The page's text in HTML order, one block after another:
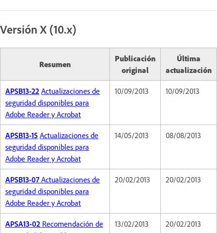
Versión X (10.x)
Resumen
Publicación
original
Última
actualización
APSB13-22 Actualizaciones de
seguridad disponibles para
Adobe Reader y Acrobat
10/09/2013 10/09/2013
APSB13-15 Actualizaciones de
seguridad disponibles para
Adobe Reader y Acrobat
14/05/2013 08/08/2013
APSB13-07Actualizaciones de
seguridad disponibles para
Adobe Reader y Acrobat
20/02/2013 20/02/2013
APSA13-02 Recomendación de
13/02/2013 20/02/2013